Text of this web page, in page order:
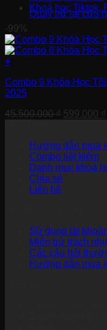
Quay trở lại cửa
Khoá học Tiktok,
-99%
+
Combo 9 Khóa Học
2025
45.500.000₫ Giá
599.000 ₫
Hướng dẫn mua
Combo tiết kiệm
Danh mục khoá
Chia sẻ
Liên hệ
Sử dụng tài
Miễn trừ trách
Các câu hỏi
Hướng dẫn mua